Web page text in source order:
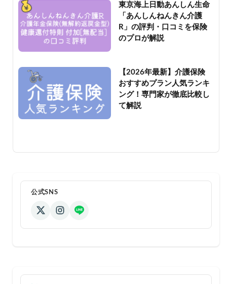
東京海上日動あんしん生命
「あんしんねんきん介護
R」の評判・口コミを保険
のプロが解説
【2026年最新】介護保険
おすすめプラン人気ランキ
ング！専門家が徹底比較し
て解説
公式SNS